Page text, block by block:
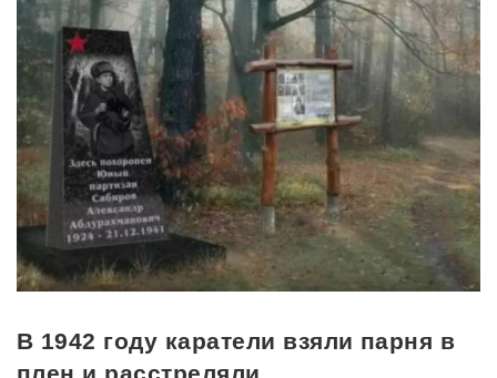
В 1942 году каратели взяли парня в